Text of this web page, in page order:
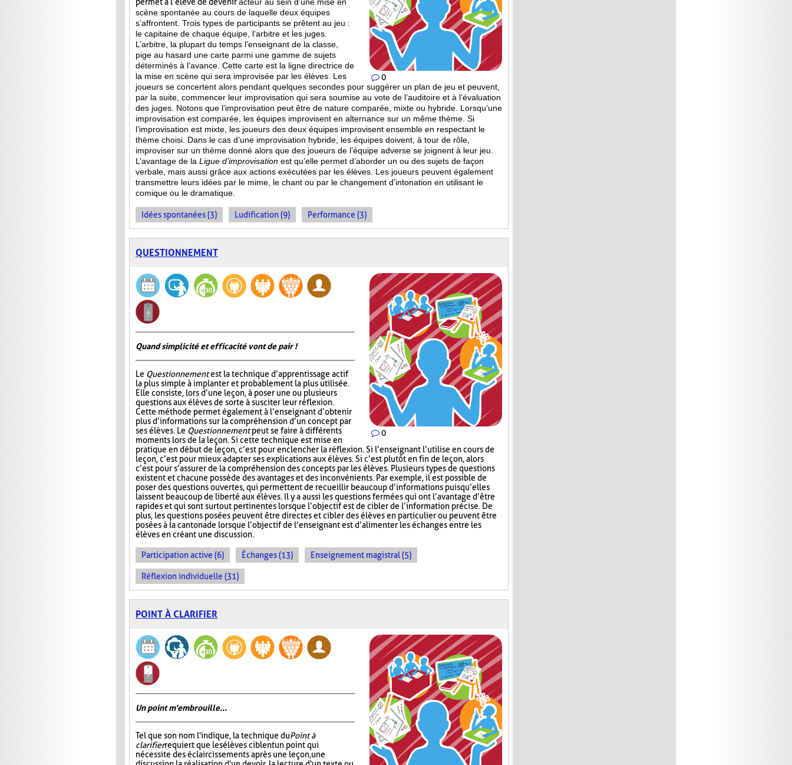
0
permet à l’élève de deveniracteur au sein d’une mise en
scène spontanée au cours de laquelle deux équipes
s’affrontent. Trois types de participants se prêtent au jeu :
le capitaine de chaque équipe, l’arbitre et les juges.
L’arbitre, la plupart du temps l’enseignant de la classe,
pige au hasard une carte parmi une gamme de sujets
déterminés à l’avance. Cette carte est la ligne directrice de
la mise en scène qui sera improvisée par les élèves. Les
joueurs se concertent alors pendant quelques secondes pour suggérer un plan de jeu et peuvent,
par la suite, commencer leur improvisation qui sera soumise au vote de l’auditoire et à l’évaluation
des juges. Notons que l’improvisation peut être de nature comparée, mixte ou hybride. Lorsqu’une
improvisation est comparée, les équipes improvisent en alternance sur un même thème. Si
l’improvisation est mixte, les joueurs des deux équipes improvisent ensemble en respectant le
thème choisi. Dans le cas d’une improvisation hybride, les équipes doivent, à tour de rôle,
improviser sur un thème donné alors que des joueurs de l’équipe adverse se joignent à leur jeu.
L’avantage de la Ligue d’improvisation est qu’elle permet d’aborder un ou des sujets de façon
verbale, mais aussi grâce aux actions exécutées par les élèves. Les joueurs peuvent également
transmettre leurs idées par le mime, le chant ou par le changement d’intonation en utilisant le
comique ou le dramatique.
Idées spontanées (3) Ludification (9) Performance (3)
QUESTIONNEMENT
0
Quand simplicité et efficacité vont de pair !
Le Questionnementest la technique d’apprentissage actif
la plus simple à implanter et probablement la plus utilisée.
Elle consiste, lors d’une leçon, à poser une ou plusieurs
questions aux élèves de sorte à susciter leur réflexion.
Cette méthode permet également à l’enseignant d’obtenir
plus d’informations sur la compréhension d’un concept par
ses élèves. Le Questionnementpeut se faire à différents
moments lors de la leçon. Si cette technique est mise en
pratique en début de leçon, c’est pour enclencher la réflexion. Si l’enseignant l’utilise en cours de
leçon, c’est pour mieux adapter ses explications aux élèves. Si c’est plutôt en fin de leçon, alors
c’est pour s’assurer de la compréhension des concepts par les élèves. Plusieurs types de questions
existent et chacune possède des avantages et des inconvénients. Par exemple, il est possible de
poser des questions ouvertes, qui permettent de recueillir beaucoup d’informations puisqu’elles
laissent beaucoup de liberté aux élèves. Il y a aussi les questions fermées qui ont l’avantage d’être
rapides et qui sont surtout pertinentes lorsque l’objectif est de cibler de l’information précise. De
plus, les questions posées peuvent être directes et cibler des élèves en particulier ou peuvent être
posées à la cantonade lorsque l’objectif de l’enseignant est d’alimenter les échanges entre les
élèves en créant une discussion.
Participation active (6) Échanges (13) Enseignement magistral (5)
Réflexion individuelle (31)
POINT À CLARIFIER
Un point m'embrouille...
Tel que son nom l'indique, la technique duPoint à
clarifierrequiert que les élèves ciblent un point qui
nécessite des éclaircissements après une leçon, une